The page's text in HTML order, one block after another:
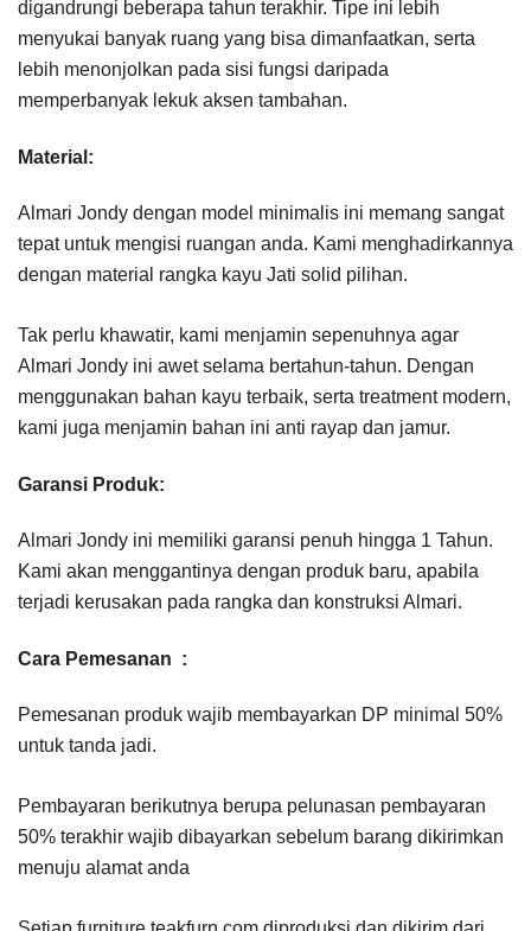
digandrungi beberapa tahun terakhir. Tipe ini lebih
menyukai banyak ruang yang bisa dimanfaatkan, serta
lebih menonjolkan pada sisi fungsi daripada
memperbanyak lekuk aksen tambahan.
Material:
Almari Jondy dengan model minimalis ini memang sangat
tepat untuk mengisi ruangan anda. Kami menghadirkannya
dengan material rangka kayu Jati solid pilihan.
Tak perlu khawatir, kami menjamin sepenuhnya agar
Almari Jondy ini awet selama bertahun-tahun. Dengan
menggunakan bahan kayu terbaik, serta treatment modern,
kami juga menjamin bahan ini anti rayap dan jamur.
Garansi Produk:
Almari Jondy ini memiliki garansi penuh hingga 1 Tahun.
Kami akan menggantinya dengan produk baru, apabila
terjadi kerusakan pada rangka dan konstruksi Almari.
Cara Pemesanan :
Pemesanan produk wajib membayarkan DP minimal 50%
untuk tanda jadi.
Pembayaran berikutnya berupa pelunasan pembayaran
50% terakhir wajib dibayarkan sebelum barang dikirimkan
menuju alamat anda